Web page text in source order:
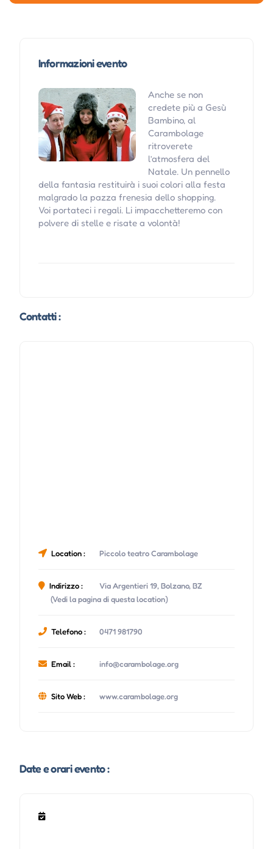
Informazioni evento
Anche se non
credete più a Gesù
Bambino, al
Carambolage
ritroverete
l’atmosfera del
Natale. Un pennello
della fantasia restituirà i suoi colori alla festa
malgrado la pazza frenesia dello shopping.
Voi portateci i regali. Li impacchetteremo con
polvere di stelle e risate a volontà!
Contatti :
Location : Piccolo teatro Carambolage
Indirizzo :
Via Argentieri 19, Bolzano, BZ
(Vedi la pagina di questa location)
Telefono : 0471 981790
Email : info@carambolage.org
Sito Web : www.carambolage.org
Date e orari evento :